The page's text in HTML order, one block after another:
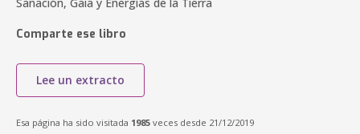
Comparte ese libro
Lee un extracto
Esa página ha sido visitada 1985 veces desde 21/12/2019